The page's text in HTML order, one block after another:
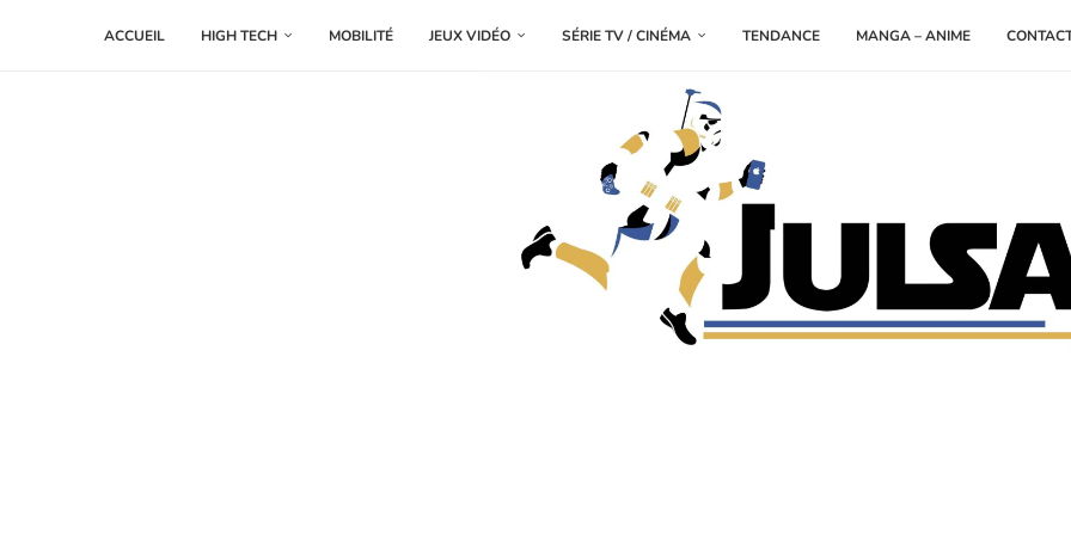
ACCUEIL HIGH TECH MOBILITÉ JEUX VIDÉO SÉRIE TV / CINÉMA TENDANCE MANGA – ANIME